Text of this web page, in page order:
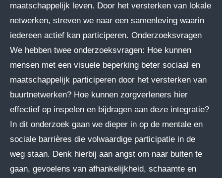
maatschappelijk leven. Door het versterken van lokale
netwerken, streven we naar een samenleving waarin
iedereen actief kan participeren. Onderzoeksvragen
We hebben twee onderzoeksvragen: Hoe kunnen
mensen met een visuele beperking beter sociaal en
maatschappelijk participeren door het versterken van
buurtnetwerken? Hoe kunnen zorgverleners hier
effectief op inspelen en bijdragen aan deze integratie?
In dit onderzoek gaan we dieper in op de mentale en
sociale barrières die volwaardige participatie in de
weg staan. Denk hierbij aan angst om naar buiten te
gaan, gevoelens van afhankelijkheid, schaamte en